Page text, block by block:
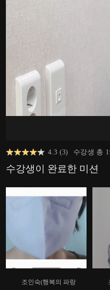
4.3 (3) 수강생 총
수강생이 완료한 미션
조인숙(행복의 파랑